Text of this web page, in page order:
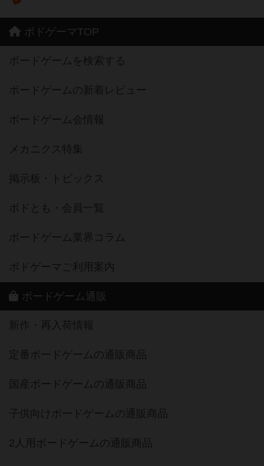
ボドゲーマTOP
ボードゲームを検索する
ボードゲームの新着レビュー
ボードゲーム会情報
メカニクス特集
掲示板・トピックス
ボドとも・会員一覧
ボードゲーム業界コラム
ボドゲーマご利用案内
ボードゲーム通販
新作・再入荷情報
定番ボードゲームの通販商品
国産ボードゲームの通販商品
子供向けボードゲームの通販商品
2人用ボードゲームの通販商品